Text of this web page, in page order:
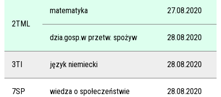
2TML
matematyka 27.08.2020
dzia.gosp.w przetw. spożyw 28.08.2020
3TI język niemiecki 28.08.2020
7SP wiedza o społeczeństwie 28.08.2020